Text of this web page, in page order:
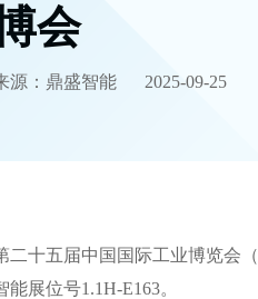
会
源：鼎盛智能 2025-09-25
二十五届中国国际工业博览会
能展位号1.1H-E163。